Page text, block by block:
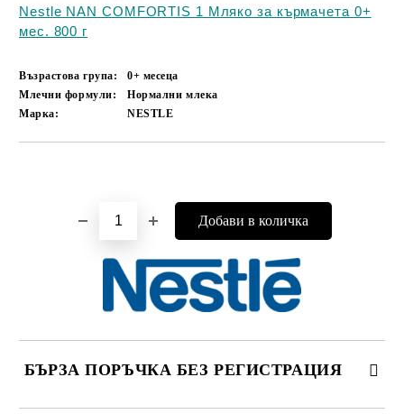
Nestle NAN COMFORTIS 1 Мляко за кърмачета 0+
мес. 800 г
Възрастова група:
0+ месеца
Млечни формули:
Нормални млека
Марка:
NESTLE
БЪРЗА ПОРЪЧКА БЕЗ РЕГИСТРАЦИЯ